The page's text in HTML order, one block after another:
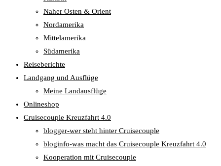
Naher Osten & Orient
Nordamerika
Mittelamerika
Südamerika
Reiseberichte
Landgang und Ausflüge
Meine Landausflüge
Onlineshop
Cruisecouple Kreuzfahrt 4.0
blogger-wer steht hinter Cruisecouple
bloginfo-was macht das Cruisecouple Kreuzfahrt 4.0
Kooperation mit Cruisecouple